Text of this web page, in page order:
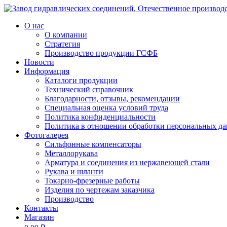
О нас
О компании
Стратегия
Производство продукции ГСФБ
Новости
Информация
Каталоги продукции
Технический справочник
Благодарности, отзывы, рекомендации
Специальная оценка условий труда
Политика конфиденциальности
Политика в отношении обработки персональных
Фотогалерея
Сильфонные компенсаторы
Металлорукава
Арматура и соединения из нержавеющей стали
Рукава и шланги
Токарно-фрезерные работы
Изделия по чертежам заказчика
Производство
Контакты
Магазин